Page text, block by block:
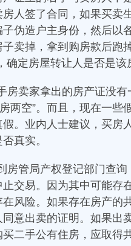
人签了合同，如果买卖
伪造户主身份，然后以
卖掉，拿到购房款后跑
确定房屋转让人是否是
房卖家拿出的房产证没有
两空”。而且，现在一些
。业内人士建议，买房
真实。
房管局产权登记部门查
交易。因为其中可能存
风险。如果存在房产的
意出卖的证明。如果出
二手公有住房，应取得